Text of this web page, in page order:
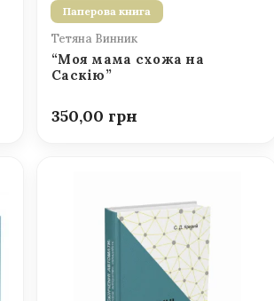
Паперова книга
Тетяна Винник
“Моя мама схожа на
Саскію”
350,00